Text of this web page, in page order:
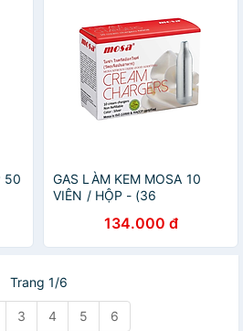
50
GAS LÀM KEM MOSA 10
VIÊN / HỘP - (36
134.000 đ
Trang 1/6
3 4 5 6